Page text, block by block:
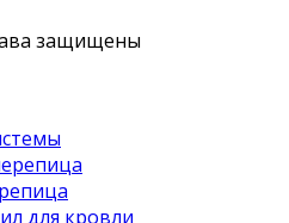
защищены
для кровли